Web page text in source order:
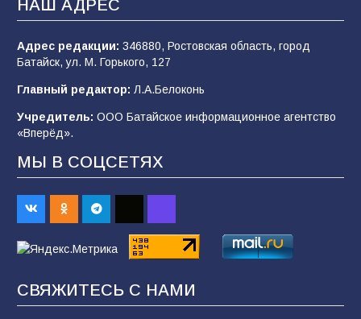
107 04.08.2026
строительные профессии в ходе
спортивного праздника
90
Командовал боем до последнего: герой
Евгений Остапенко
05.08.2026
Батайчане вышли в финал Всероссийского
конкурса «Большая перемена»
НАШ АДРЕС
Адрес редакции: 346880, Ростовская область, город
Батайск, ул. М. Горького, 127
Главный редактор: Л.А.Белоконь
Учредитель: ООО Батайское информационное агентство
«Вперёд».
МЫ В СОЦСЕТЯХ
СВЯЖИТЕСЬ С НАМИ